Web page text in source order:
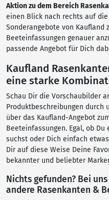
Aktion zu dem Bereich
einen Blick nach rechts auf
Sonderangebote von Kaufland
Beeteinfassungen genauer
passende Angebot für Dich
Kaufland
eine starke
Schau Dir die Vorschaubilder
Produktbeschreibungen durch
über das Kaufland-Angebot
Beeteinfassungen. Egal, ob
suchst oder Dich einfach
Dir auf diese Weise Deine
bekannter und beliebter
Nichts gefunden? Bei
andere Rasenkanten &